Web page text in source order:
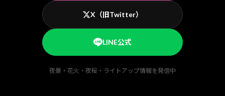
X（旧Twitter）
LINE公式
夜景・花火・夜桜・ライトアップ情報を発信中